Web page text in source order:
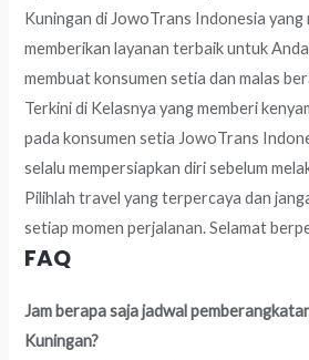
Kuningan di JowoTrans Indonesia yang
memberikan layanan terbaik untuk
membuat konsumen setia dan malas
Terkini di Kelasnya yang memberi
pada konsumen setia JowoTrans
selalu mempersiapkan diri sebelum
Pilihlah travel yang terpercaya dan
setiap momen perjalanan. Selamat
FAQ
Jam berapa saja jadwal
Kuningan?